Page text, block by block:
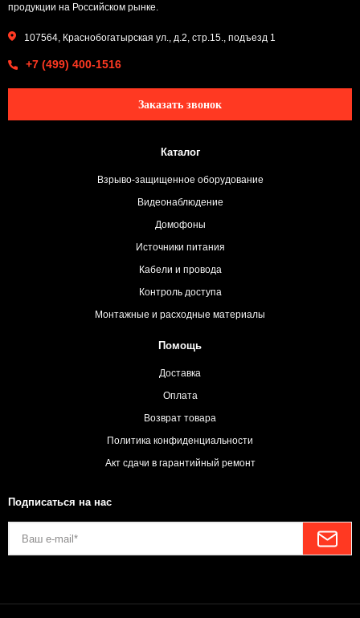
продукции на Российском рынке.
107564, Краснобогатырская ул., д.2, стр.15., подъезд 1
+7 (499) 400-1516
Заказать звонок
Каталог
Взрыво-защищенное оборудование
Видеонаблюдение
Домофоны
Источники питания
Кабели и провода
Контроль доступа
Монтажные и расходные материалы
Помощь
Доставка
Оплата
Возврат товара
Политика конфиденциальности
Акт сдачи в гарантийный ремонт
Подписаться на нас